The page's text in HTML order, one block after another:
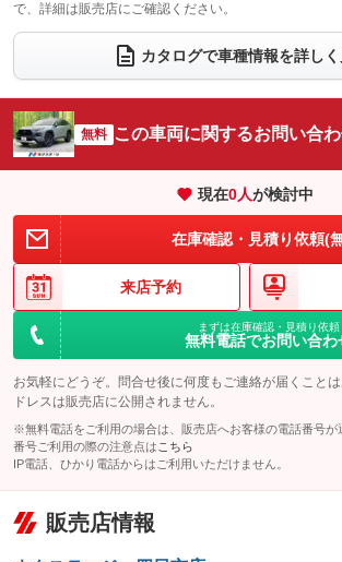
ウォークスルー
：装備なし
電動リアゲート フロント
：装備な
：装備あり ：装備な
サイドカメラ
：装備なし ルーフレ
：装備あ
：装備なし
：装備な
で、詳細は販売店にご確認ください。
カタログで車種情報を詳し
無料 この車両に関するお問い合
現在0人が検討中
在庫確認・見積り依頼(
来店予約
まずは在庫確認・見積り依頼
無料電話でお問い合わ
お気軽にどうぞ。問合せ後に何度もご連絡が届くこと
ドレスは販売店に公開されません。
※無料電話をご利用の場合は、販売店へお客様の電話番号が
番号ご利用の際の注意点は こちら
IP電話、ひかり電話からはご利用いただけません。
販売店情報